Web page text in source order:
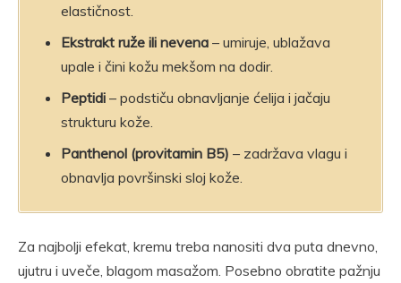
elastičnost.
Ekstrakt ruže ili nevena – umiruje, ublažava
upale i čini kožu mekšom na dodir.
Peptidi – podstiču obnavljanje ćelija i jačaju
strukturu kože.
Panthenol (provitamin B5) – zadržava vlagu i
obnavlja površinski sloj kože.
Za najbolji efekat, kremu treba nanositi dva puta dnevno,
ujutru i uveče, blagom masažom. Posebno obratite pažnju